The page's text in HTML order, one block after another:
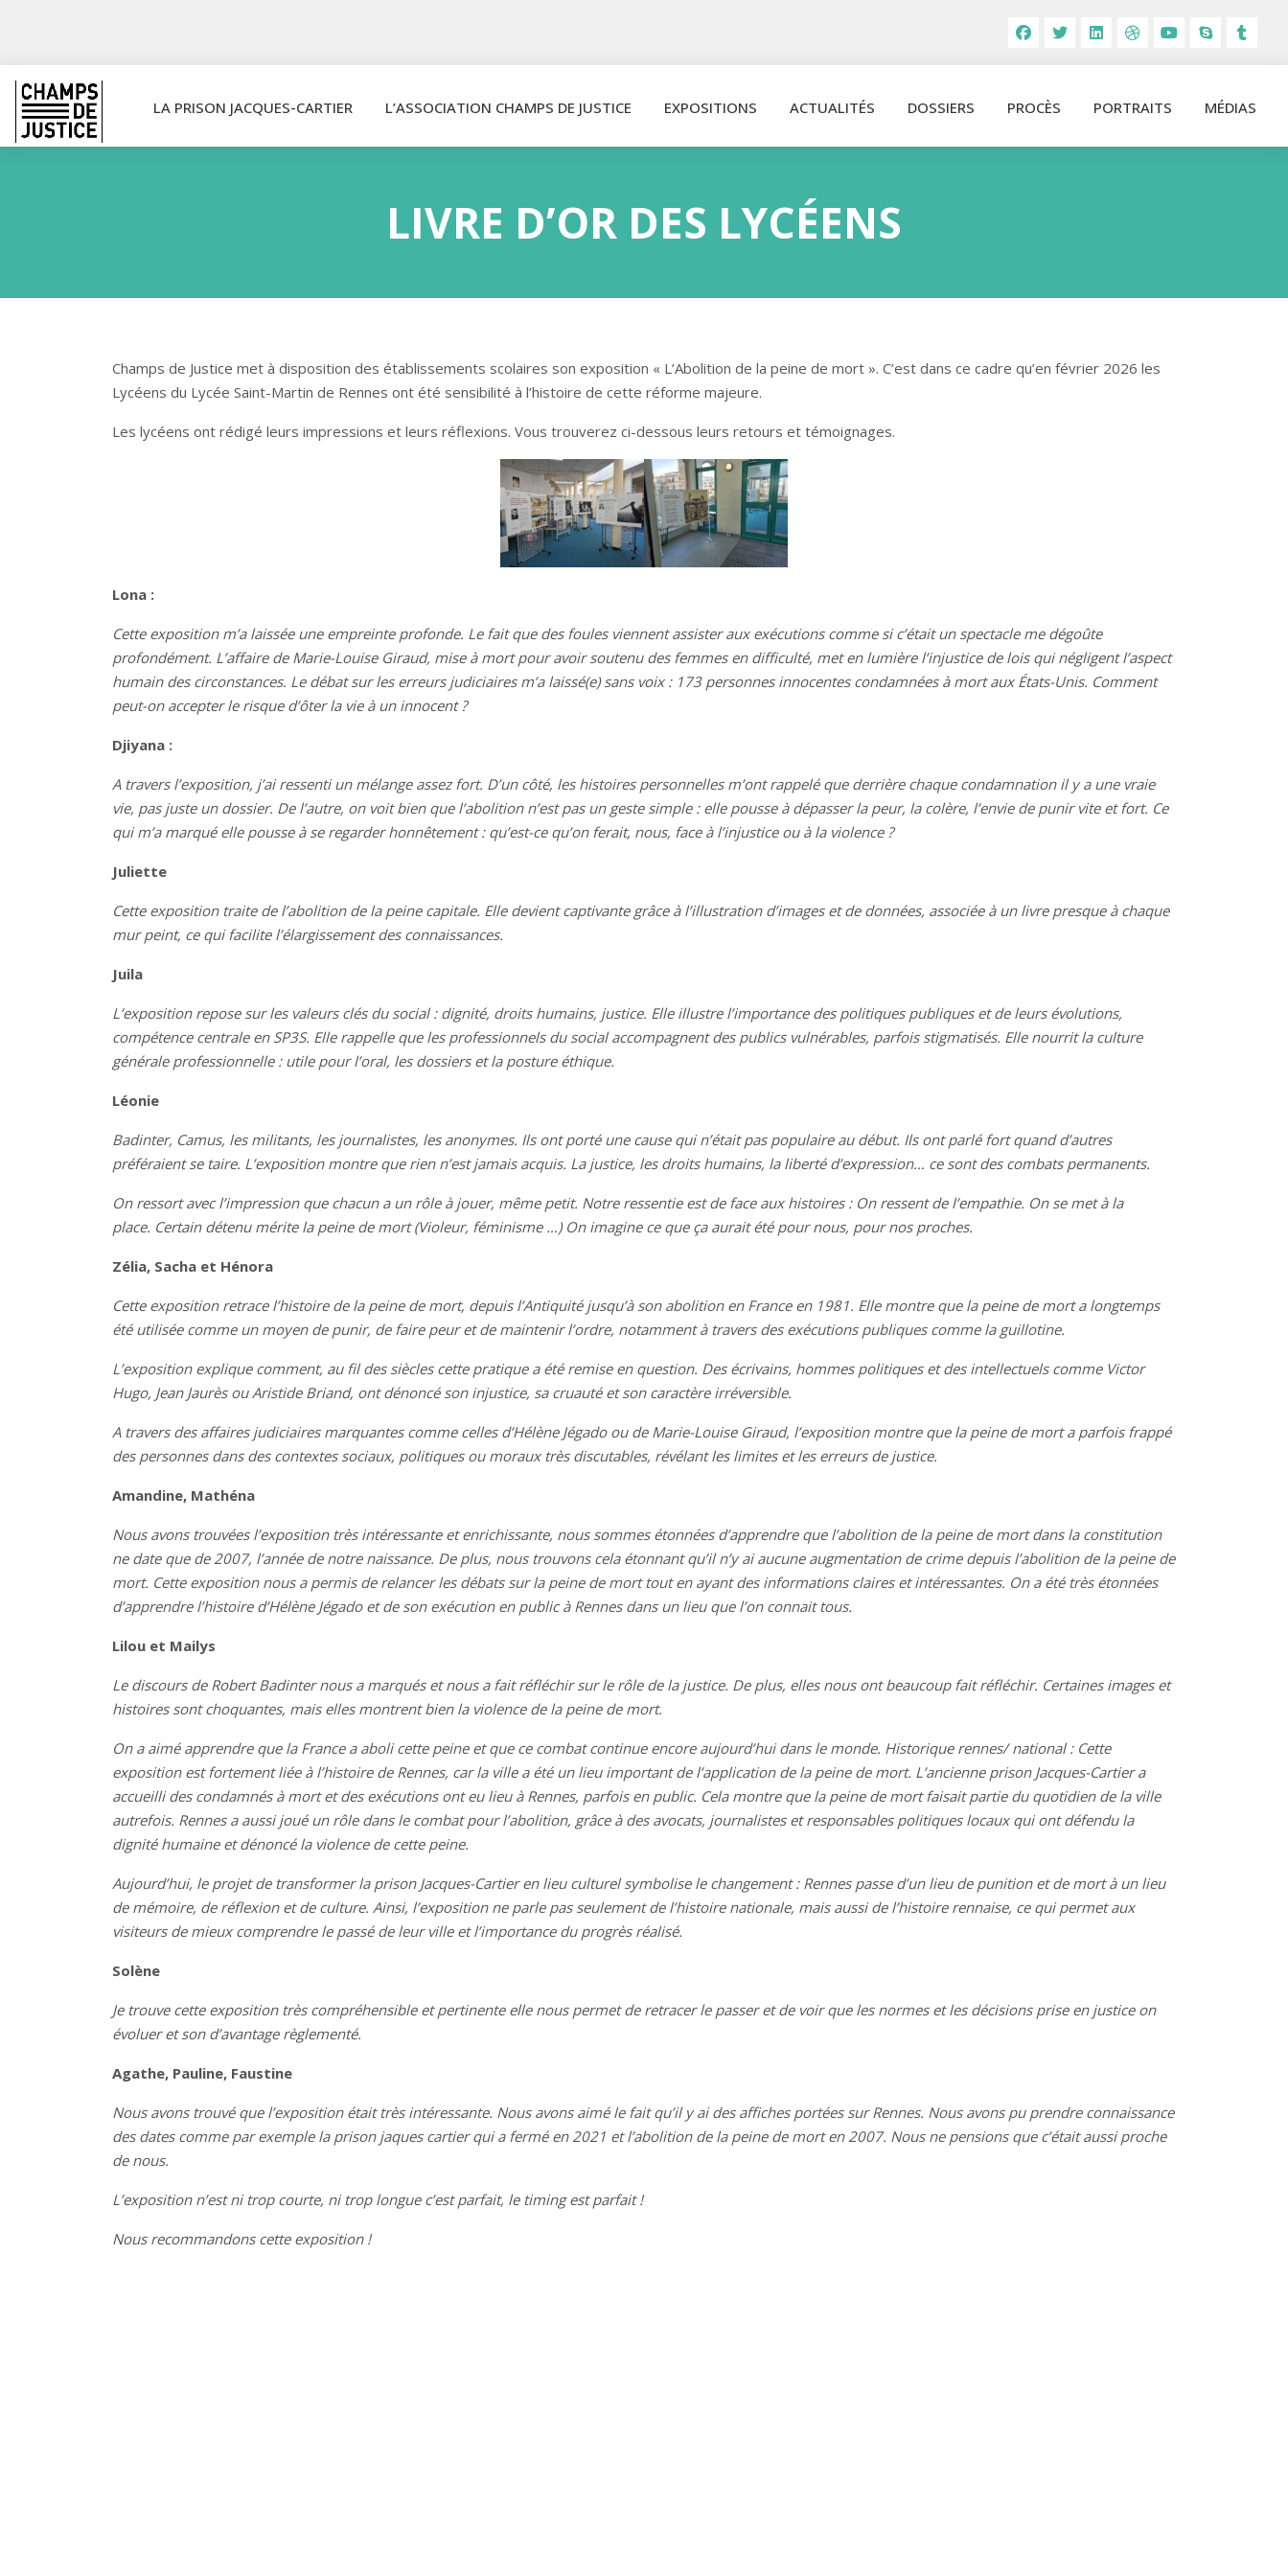
LA PRISON JACQUES-CARTIER L’ASSOCIATION CHAMPS DE JUSTICE EXPOSITIONS ACTUALITÉS DOSSIERS PROCÈS PORTRAITS MÉDIAS
LIVRE D’OR DES LYCÉENS
Champs de Justice met à disposition des établissements scolaires son exposition « L’Abolition de la peine de mort ». C’est dans ce cadre qu’en février 2026 les
Lycéens du Lycée Saint-Martin de Rennes ont été sensibilité à l’histoire de cette réforme majeure.
Les lycéens ont rédigé leurs impressions et leurs réflexions. Vous trouverez ci-dessous leurs retours et témoignages.
Lona :
Cette exposition m’a laissée une empreinte profonde. Le fait que des foules viennent assister aux exécutions comme si c’était un spectacle me dégoûte
profondément. L’affaire de Marie-Louise Giraud, mise à mort pour avoir soutenu des femmes en difficulté, met en lumière l’injustice de lois qui négligent l’aspect
humain des circonstances. Le débat sur les erreurs judiciaires m’a laissé(e) sans voix : 173 personnes innocentes condamnées à mort aux États-Unis. Comment
peut-on accepter le risque d’ôter la vie à un innocent ?
Djiyana :
A travers l’exposition, j’ai ressenti un mélange assez fort. D’un côté, les histoires personnelles m’ont rappelé que derrière chaque condamnation il y a une vraie
vie, pas juste un dossier. De l’autre, on voit bien que l’abolition n’est pas un geste simple : elle pousse à dépasser la peur, la colère, l’envie de punir vite et fort. Ce
qui m’a marqué elle pousse à se regarder honnêtement : qu’est-ce qu’on ferait, nous, face à l’injustice ou à la violence ?
Juliette
Cette exposition traite de l’abolition de la peine capitale. Elle devient captivante grâce à l’illustration d’images et de données, associée à un livre presque à chaque
mur peint, ce qui facilite l’élargissement des connaissances.
Juila
L’exposition repose sur les valeurs clés du social : dignité, droits humains, justice. Elle illustre l’importance des politiques publiques et de leurs évolutions,
compétence centrale en SP3S. Elle rappelle que les professionnels du social accompagnent des publics vulnérables, parfois stigmatisés. Elle nourrit la culture
générale professionnelle : utile pour l’oral, les dossiers et la posture éthique.
Léonie
Badinter, Camus, les militants, les journalistes, les anonymes. Ils ont porté une cause qui n’était pas populaire au début. Ils ont parlé fort quand d’autres
préféraient se taire. L’exposition montre que rien n’est jamais acquis. La justice, les droits humains, la liberté d’expression… ce sont des combats permanents.
On ressort avec l’impression que chacun a un rôle à jouer, même petit. Notre ressentie est de face aux histoires : On ressent de l’empathie. On se met à la
place. Certain détenu mérite la peine de mort (Violeur, féminisme …) On imagine ce que ça aurait été pour nous, pour nos proches.
Zélia, Sacha et Hénora
Cette exposition retrace l’histoire de la peine de mort, depuis l’Antiquité jusqu’à son abolition en France en 1981. Elle montre que la peine de mort a longtemps
été utilisée comme un moyen de punir, de faire peur et de maintenir l’ordre, notamment à travers des exécutions publiques comme la guillotine.
L’exposition explique comment, au fil des siècles cette pratique a été remise en question. Des écrivains, hommes politiques et des intellectuels comme Victor
Hugo, Jean Jaurès ou Aristide Briand, ont dénoncé son injustice, sa cruauté et son caractère irréversible.
A travers des affaires judiciaires marquantes comme celles d’Hélène Jégado ou de Marie-Louise Giraud, l’exposition montre que la peine de mort a parfois frappé
des personnes dans des contextes sociaux, politiques ou moraux très discutables, révélant les limites et les erreurs de justice.
Amandine, Mathéna
Nous avons trouvées l’exposition très intéressante et enrichissante, nous sommes étonnées d’apprendre que l’abolition de la peine de mort dans la constitution
ne date que de 2007, l’année de notre naissance. De plus, nous trouvons cela étonnant qu’il n’y ai aucune augmentation de crime depuis l’abolition de la peine de
mort. Cette exposition nous a permis de relancer les débats sur la peine de mort tout en ayant des informations claires et intéressantes. On a été très étonnées
d’apprendre l’histoire d’Hélène Jégado et de son exécution en public à Rennes dans un lieu que l’on connait tous.
Lilou et Mailys
Le discours de Robert Badinter nous a marqués et nous a fait réfléchir sur le rôle de la justice. De plus, elles nous ont beaucoup fait réfléchir. Certaines images et
histoires sont choquantes, mais elles montrent bien la violence de la peine de mort.
On a aimé apprendre que la France a aboli cette peine et que ce combat continue encore aujourd’hui dans le monde. Historique rennes/ national : Cette
exposition est fortement liée à l’histoire de Rennes, car la ville a été un lieu important de l’application de la peine de mort. L’ancienne prison Jacques-Cartier a
accueilli des condamnés à mort et des exécutions ont eu lieu à Rennes, parfois en public. Cela montre que la peine de mort faisait partie du quotidien de la ville
autrefois. Rennes a aussi joué un rôle dans le combat pour l’abolition, grâce à des avocats, journalistes et responsables politiques locaux qui ont défendu la
dignité humaine et dénoncé la violence de cette peine.
Aujourd’hui, le projet de transformer la prison Jacques-Cartier en lieu culturel symbolise le changement : Rennes passe d’un lieu de punition et de mort à un lieu
de mémoire, de réflexion et de culture. Ainsi, l’exposition ne parle pas seulement de l’histoire nationale, mais aussi de l’histoire rennaise, ce qui permet aux
visiteurs de mieux comprendre le passé de leur ville et l’importance du progrès réalisé.
Solène
Je trouve cette exposition très compréhensible et pertinente elle nous permet de retracer le passer et de voir que les normes et les décisions prise en justice on
évoluer et son d’avantage règlementé.
Agathe, Pauline, Faustine
Nous avons trouvé que l’exposition était très intéressante. Nous avons aimé le fait qu’il y ai des affiches portées sur Rennes. Nous avons pu prendre connaissance
des dates comme par exemple la prison jaques cartier qui a fermé en 2021 et l’abolition de la peine de mort en 2007. Nous ne pensions que c’était aussi proche
de nous.
L’exposition n’est ni trop courte, ni trop longue c’est parfait, le timing est parfait !
Nous recommandons cette exposition !